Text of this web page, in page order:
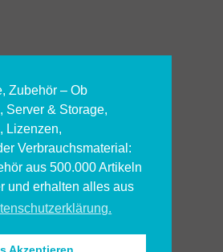
Zubehör – Ob
Server & Storage,
Lizenzen,
Verbrauchsmaterial:
aus 500.000 Artikeln
und erhalten alles aus
gesetzl. MwSt. zzgl.